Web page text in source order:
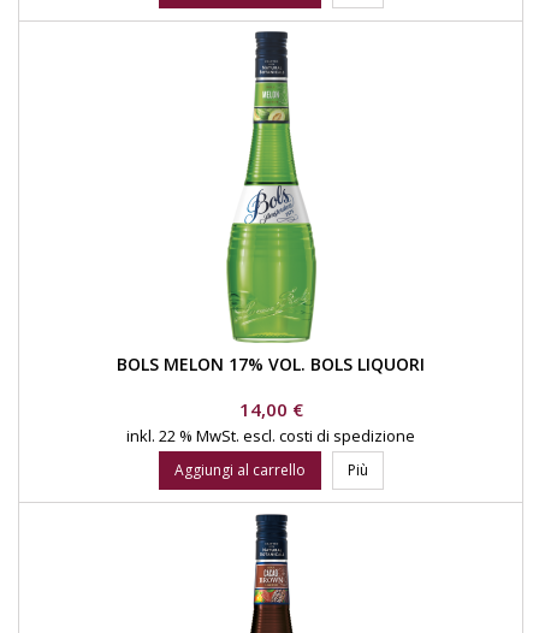
BOLS MELON 17% VOL. BOLS LIQUORI
Prezzo
14,00 €
inkl. 22 % MwSt. escl. costi di spedizione
Aggiungi al carrello Più